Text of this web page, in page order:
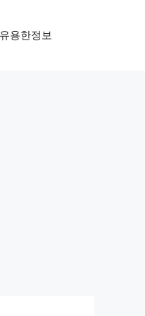
유용한정보